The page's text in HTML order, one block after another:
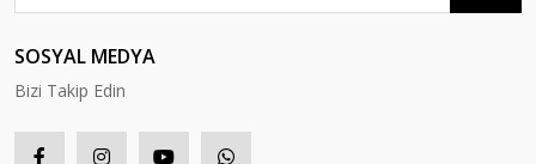
SOSYAL MEDYA
Bizi Takip Edin